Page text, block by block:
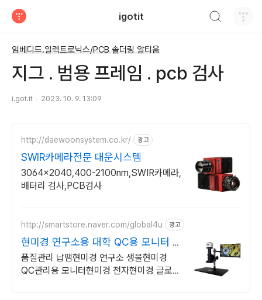
igotit
임베디드.일렉트로닉스/PCB 솔더링 알티움
지그 . 범용 프레임 . pcb 검사
i.got.it 2023. 10. 9. 13:09
http://daewoonsystem.co.kr/ 광고
SWIR카메라전문 대운시스템
3064x2040,400-2100nm,SWIR카메라,
배터리 검사,PCB검사
http://smartstore.naver.com/global4u 광고
현미경 연구소용 대학 QC용 모니터 생
물현미경 2000배
품질관리 납땜현미경 연구소 생물현미경
QC관리용 모니터현미경 전자현미경 글로벌